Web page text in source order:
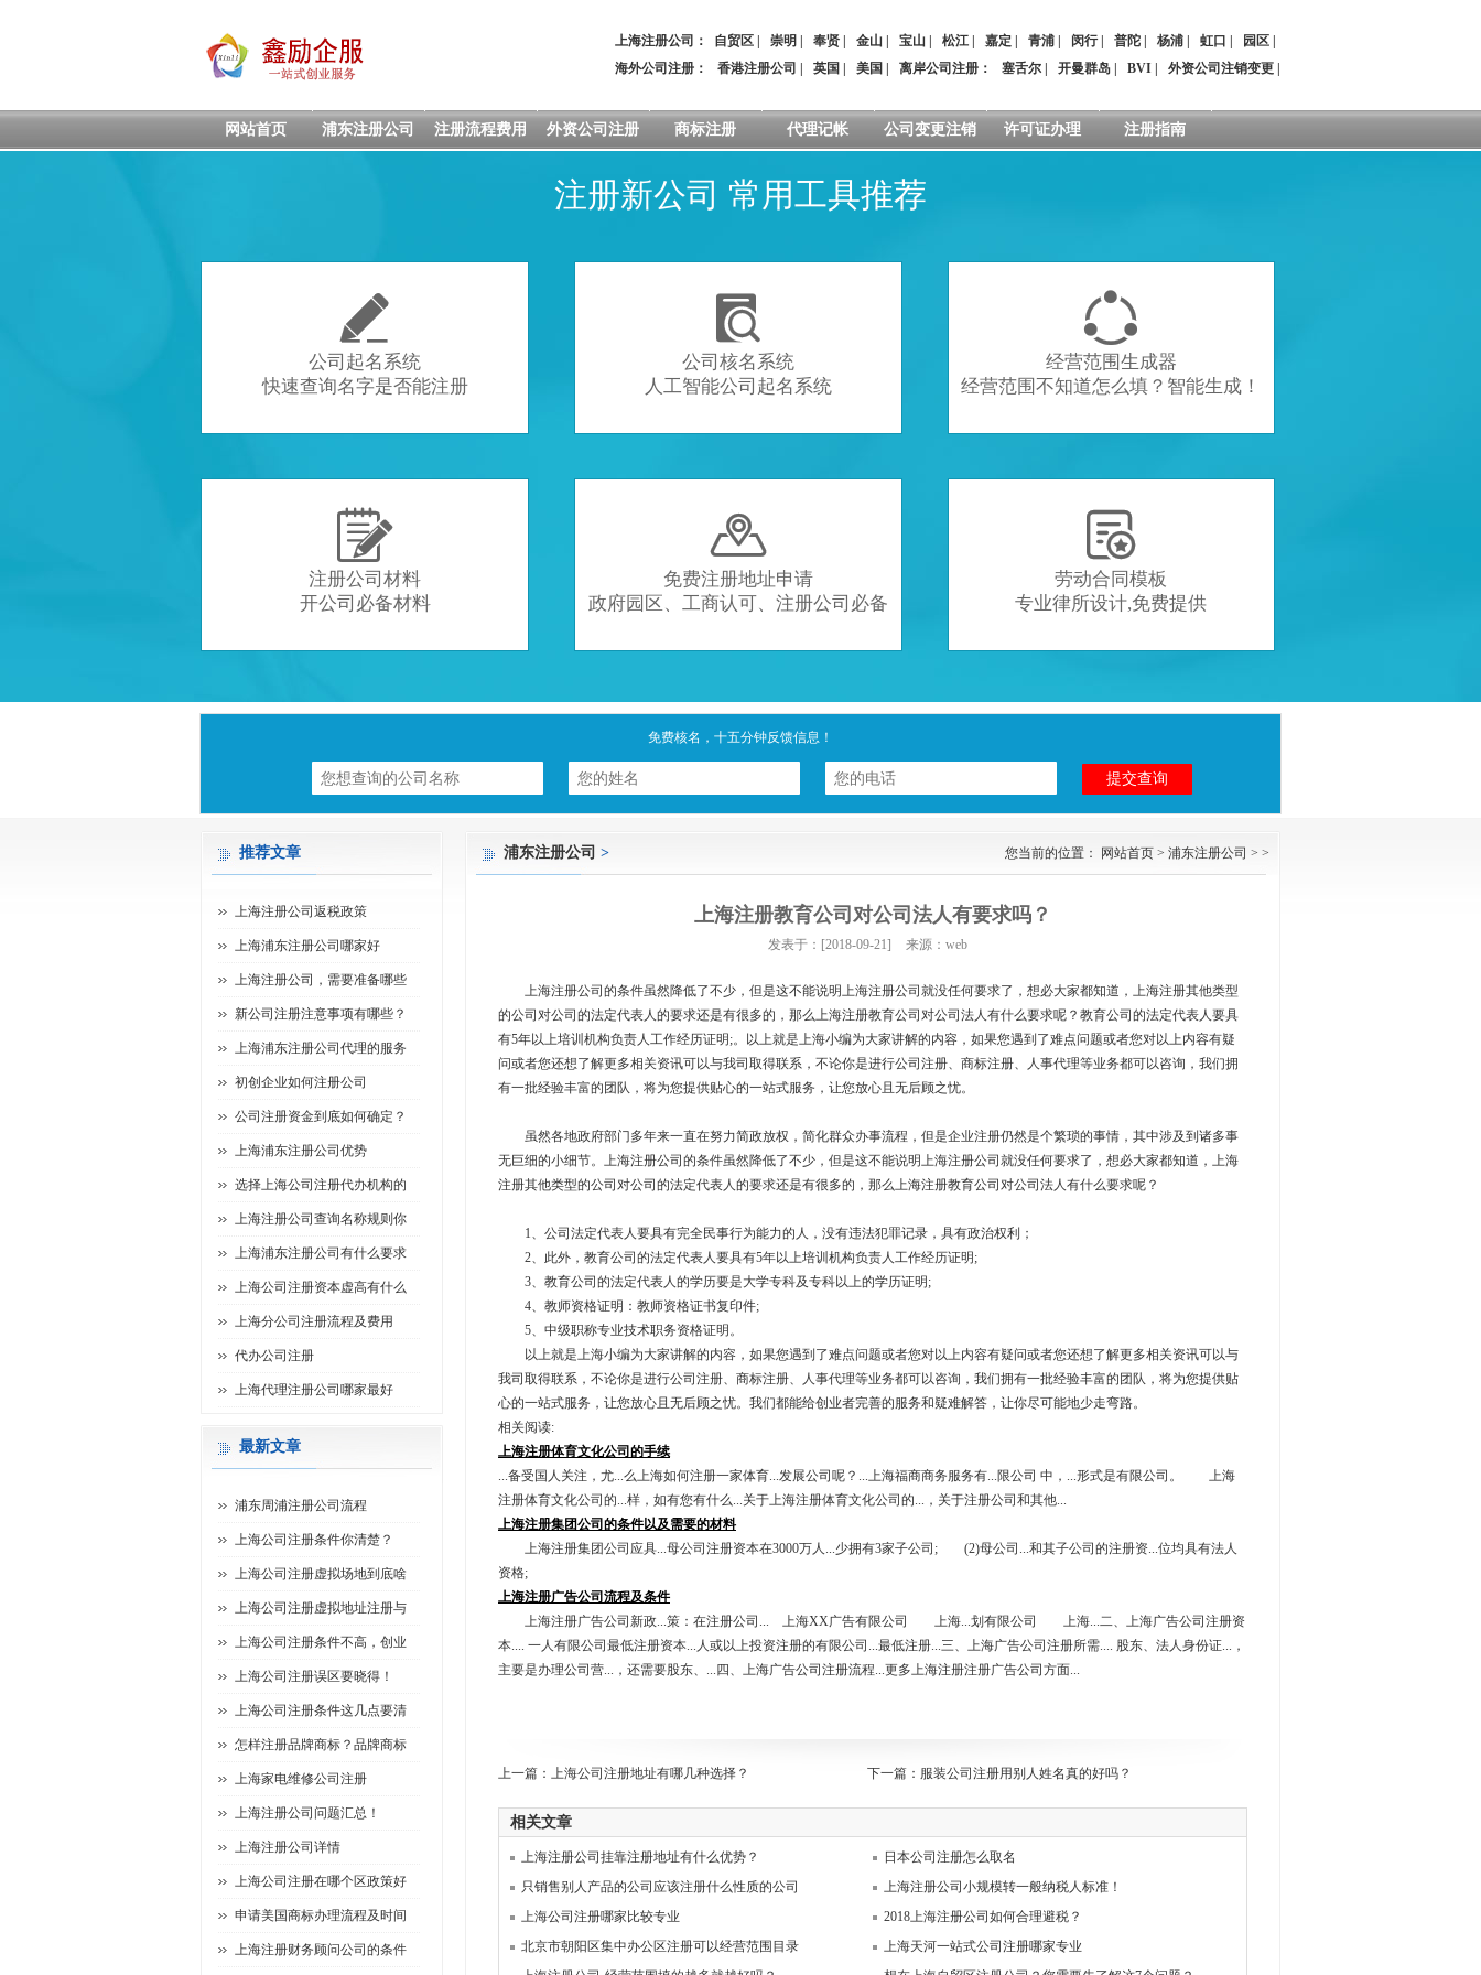
上海注册公司： 自贸区 崇明 奉贤 金山 宝山 松江 嘉定 青浦 闵行| 普陀 杨浦 虹口 园区
海外公司注册：
香港注册公司 英国 美国 离岸公司注册 ： 塞舌尔 开曼群岛 BVI 外资公司注销变更
网站首页 浦东注册公司 注册流程费用 外资公司注册 商标注册 代理记帐 公司变更注销 许可证办理 注册指南
注册新公司 常用工具推荐

公司起名系统
快速查询名字是否能注册

公司核名系统
人工智能公司起名系统

经营范围生成器
经营范围不知道怎么填？智能生成！

注册公司材料
开公司必备材料

免费注册地址申请
政府园区、工商认可、注册公司必备

劳动合同模板
专业律所设计,免费提供
免费核名，十五分钟反馈信息！
浦东注册公司 > 您当前的位置： 网站首页 > 浦东注册公司 > >
上海注册教育公司对公司法人有要求吗？
发表于：[2018-09-21] 来源：web
上海注册公司的条件虽然降低了不少，但是这不能说明上海注册公司就没任何要求了，想必大家都知道，上海注册其他类型
的公司对公司的法定代表人的要求还是有很多的，那么上海注册教育公司对公司法人有什么要求呢？教育公司的法定代表人要具
有5年以上培训机构负责人工作经历证明;。以上就是上海小编为大家讲解的内容，如果您遇到了难点问题或者您对以上内容有疑
问或者您还想了解更多相关资讯可以与我司取得联系，不论你是进行公司注册、商标注册、人事代理等业务都可以咨询，我们拥
有一批经验丰富的团队，将为您提供贴心的一站式服务，让您放心且无后顾之忧。
虽然各地政府部门多年来一直在努力简政放权，简化群众办事流程，但是企业注册仍然是个繁琐的事情，其中涉及到诸多事
无巨细的小细节。上海注册公司的条件虽然降低了不少，但是这不能说明上海注册公司就没任何要求了，想必大家都知道，上海
注册其他类型的公司对公司的法定代表人的要求还是有很多的，那么上海注册教育公司对公司法人有什么要求呢？
1、公司法定代表人要具有完全民事行为能力的人，没有违法犯罪记录，具有政治权利；
2、此外，教育公司的法定代表人要具有5年以上培训机构负责人工作经历证明;
3、教育公司的法定代表人的学历要是大学专科及专科以上的学历证明;
4、教师资格证明：教师资格证书复印件;
5、中级职称专业技术职务资格证明。
以上就是上海小编为大家讲解的内容，如果您遇到了难点问题或者您对以上内容有疑问或者您还想了解更多相关资讯可以与
我司取得联系，不论你是进行公司注册、商标注册、人事代理等业务都可以咨询，我们拥有一批经验丰富的团队，将为您提供贴
心的一站式服务，让您放心且无后顾之忧。我们都能给创业者完善的服务和疑难解答，让你尽可能地少走弯路。
相关阅读:
上海注册体育文化公司的手续
...备受国人关注，尤...么上海如何注册一家体育...发展公司呢？...上海福商商务服务有...限公司 中，...形式是有限公司。 上海
注册体育文化公司的...样，如有您有什么...关于上海注册体育文化公司的...，关于注册公司和其他...
上海注册集团公司的条件以及需要的材料
上海注册集团公司应具...母公司注册资本在3000万人...少拥有3家子公司; (2)母公司...和其子公司的注册资...位均具有法人
资格;
上海注册广告公司流程及条件
上海注册广告公司新政...策：在注册公司... 上海XX广告有限公司 上海...划有限公司 上海...二、上海广告公司注册资
本.... 一人有限公司最低注册资本...人或以上投资注册的有限公司...最低注册...三、上海广告公司注册所需.... 股东、法人身份证...，
主要是办理公司营...，还需要股东、...四、上海广告公司注册流程...更多上海注册注册广告公司方面...
上一篇： 上海公司注册地址有哪几种选择？ 下一篇： 服装公司注册用别人姓名真的好吗？
相关文章
上海注册公司挂靠注册地址有什么优势？
日本公司注册怎么取名
只销售别人产品的公司应该注册什么性质的公司
上海注册公司小规模转一般纳税人标准！
上海公司注册哪家比较专业
2018上海注册公司如何合理避税？
北京市朝阳区集中办公区注册可以经营范围目录
上海天河一站式公司注册哪家专业
推荐文章
上海注册公司返税政策
上海浦东注册公司哪家好
上海注册公司，需要准备哪些
新公司注册注意事项有哪些？
上海浦东注册公司代理的服务
初创企业如何注册公司
公司注册资金到底如何确定？
上海浦东注册公司优势
选择上海公司注册代办机构的
上海注册公司查询名称规则你
上海浦东注册公司有什么要求
上海公司注册资本虚高有什么
上海分公司注册流程及费用
代办公司注册
上海代理注册公司哪家最好
最新文章
浦东周浦注册公司流程
上海公司注册条件你清楚？
上海公司注册虚拟场地到底啥
上海公司注册虚拟地址注册与
上海公司注册条件不高，创业
上海公司注册误区要晓得！
上海公司注册条件这几点要清
怎样注册品牌商标？品牌商标
上海家电维修公司注册
上海注册公司问题汇总！
上海注册公司详情
上海公司注册在哪个区政策好
申请美国商标办理流程及时间
上海注册财务顾问公司的条件